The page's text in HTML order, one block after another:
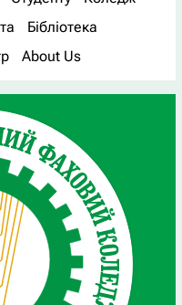
Бібліотека
About Us